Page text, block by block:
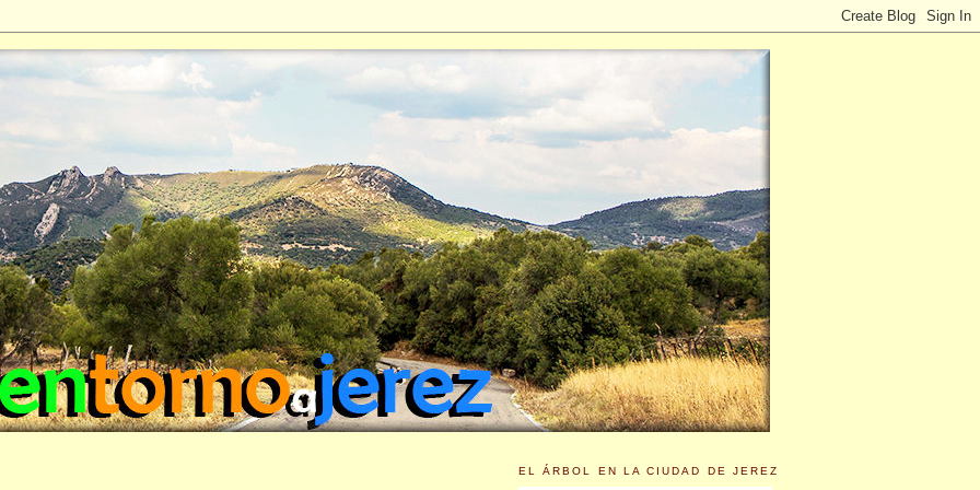
EL ÁRBOL EN LA CIUDAD DE JEREZ